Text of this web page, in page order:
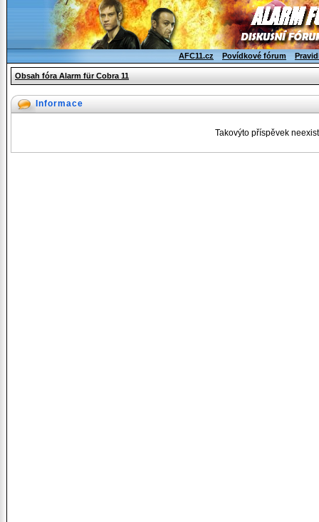
AFC11.cz Povídkové fórum
Obsah fóra Alarm für Cobra 11
Informace
Takovýto příspěvek